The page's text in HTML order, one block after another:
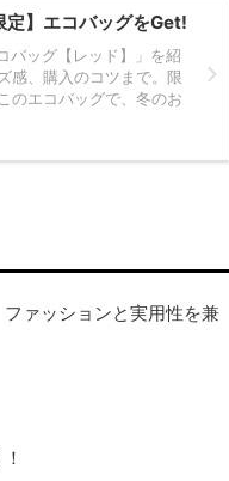
定】エコバッグをGet!
バッグ【レッド】」を紹
感、購入のコツまで。限
のエコバッグで、冬のお
ァッションと実用性を兼